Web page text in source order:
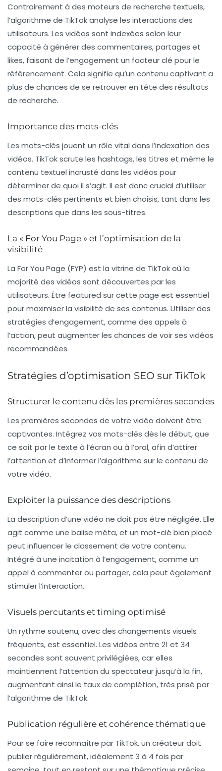
Contrairement à des moteurs de recherche textuels,
l’algorithme de TikTok analyse les interactions des
utilisateurs. Les vidéos sont indexées selon leur
capacité à générer des commentaires, partages et
likes, faisant de l’engagement un facteur clé pour le
référencement. Cela signifie qu’un contenu captivant a
plus de chances de se retrouver en tête des résultats
de recherche.
Importance des mots-clés
Les mots-clés jouent un rôle vital dans l’indexation des
vidéos. TikTok scrute les hashtags, les titres et même le
contenu textuel incrusté dans les vidéos pour
déterminer de quoi il s’agit. Il est donc crucial d’utiliser
des mots-clés pertinents et bien choisis, tant dans les
descriptions que dans les sous-titres.
La « For You Page » et l’optimisation de la
visibilité
La For You Page (FYP) est la vitrine de TikTok où la
majorité des vidéos sont découvertes par les
utilisateurs. Être featured sur cette page est essentiel
pour maximiser la visibilité de ses contenus. Utiliser des
stratégies d’engagement, comme des appels à
l’action, peut augmenter les chances de voir ses vidéos
recommandées.
Stratégies d’optimisation SEO sur TikTok
Structurer le contenu dès les premières secondes
Les premières secondes de votre vidéo doivent être
captivantes. Intégrez vos mots-clés dès le début, que
ce soit par le texte à l’écran ou à l’oral, afin d’attirer
l’attention et d’informer l’algorithme sur le contenu de
votre vidéo.
Exploiter la puissance des descriptions
La description d’une vidéo ne doit pas être négligée. Elle
agit comme une balise méta, et un mot-clé bien placé
peut influencer le classement de votre contenu.
Intégré à une incitation à l’engagement, comme un
appel à commenter ou partager, cela peut également
stimuler l’interaction.
Visuels percutants et timing optimisé
Un rythme soutenu, avec des changements visuels
fréquents, est essentiel. Les vidéos entre 21 et 34
secondes sont souvent privilégiées, car elles
maintiennent l’attention du spectateur jusqu’à la fin,
augmentant ainsi le taux de complétion, très prisé par
l’algorithme de TikTok.
Publication régulière et cohérence thématique
Pour se faire reconnaître par TikTok, un créateur doit
publier régulièrement, idéalement 3 à 4 fois par